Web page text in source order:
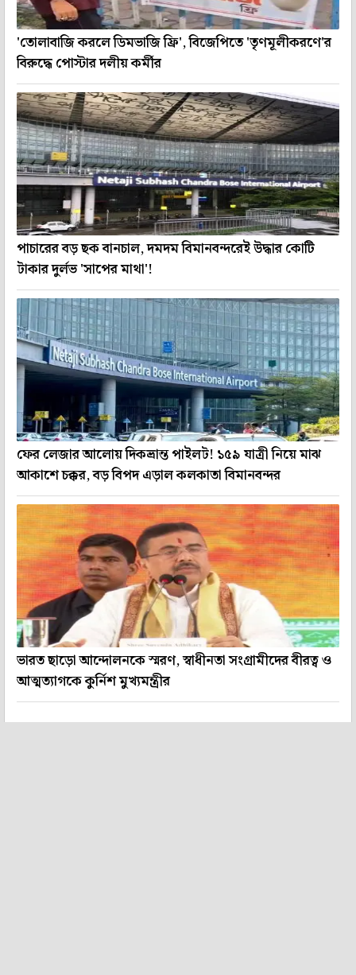
'তোলাবাজি করলে ডিমভাজি ফ্রি', বিজেপিতে 'তৃণমূলীকরণে'র
বিরুদ্ধে পোস্টার দলীয় কর্মীর
পাচারের বড় ছক বানচাল, দমদম বিমানবন্দরেই উদ্ধার কোটি
টাকার দুর্লভ 'সাপের মাথা'!
ফের লেজার আলোয় দিকভ্রান্ত পাইলট! ১৫৯ যাত্রী নিয়ে মাঝ
আকাশে চক্কর, বড় বিপদ এড়াল কলকাতা বিমানবন্দর
ভারত ছাড়ো আন্দোলনকে স্মরণ, স্বাধীনতা সংগ্রামীদের বীরত্ব ও
আত্মত্যাগকে কুর্নিশ মুখ্যমন্ত্রীর